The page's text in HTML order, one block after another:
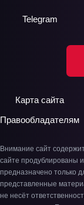
Telegram
Карта сайта
Правообладателям
Внимание сайт
сайте продублированы
предназначено только
представленные
не несёт